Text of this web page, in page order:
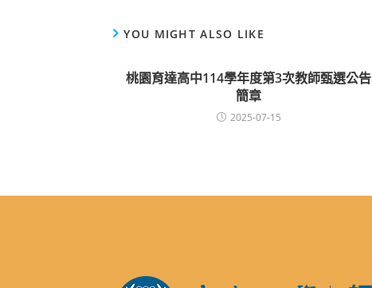
YOU MIGHT ALSO LIKE
桃園育達高中114學年度第3次教師甄選公告
簡章
2025-07-15